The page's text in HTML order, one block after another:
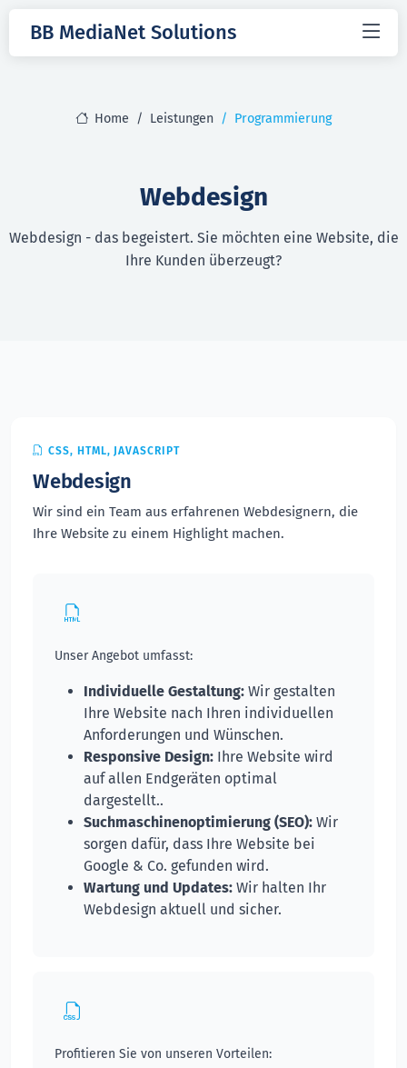
BB MediaNet Solutions
Home Leistungen Programmierung
Webdesign
Webdesign - das begeistert. Sie möchten eine Website, die
Ihre Kunden überzeugt?
CSS, HTML, JAVASCRIPT
Webdesign
Wir sind ein Team aus erfahrenen Webdesignern, die
Ihre Website zu einem Highlight machen.
Unser Angebot umfasst:
Individuelle Gestaltung: Wir gestalten
Ihre Website nach Ihren individuellen
Anforderungen und Wünschen.
Responsive Design: Ihre Website wird
auf allen Endgeräten optimal
dargestellt..
Suchmaschinenoptimierung (SEO): Wir
sorgen dafür, dass Ihre Website bei
Google & Co. gefunden wird.
Wartung und Updates: Wir halten Ihr
Webdesign aktuell und sicher.
Profitieren Sie von unseren Vorteilen: